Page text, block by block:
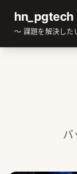
hn_pgtech
～ 課題を解決した
バ